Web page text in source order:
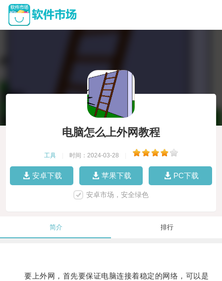
电脑怎么上外网教程
工具 时间：2024-03-28
安卓下载 苹果下载 PC下载
安卓市场，安全绿色
简介 排行
要上外网，首先要保证电脑连接着稳定的网络，可以是